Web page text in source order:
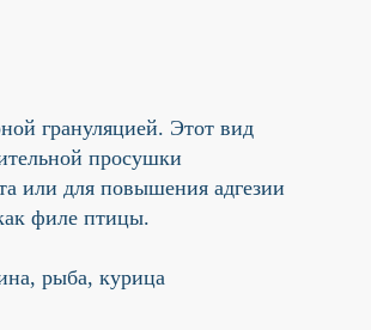
грануляцией. Этот вид
просушки
или для повышения адгезии
филе птицы.
рыба, курица